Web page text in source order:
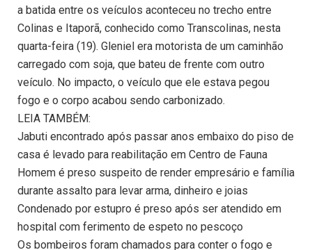
a batida entre os veículos aconteceu no trecho entre
Colinas e Itaporã, conhecido como Transcolinas, nesta
quarta-feira (19). Gleniel era motorista de um caminhão
carregado com soja, que bateu de frente com outro
veículo. No impacto, o veículo que ele estava pegou
fogo e o corpo acabou sendo carbonizado.
LEIA TAMBÉM:
Jabuti encontrado após passar anos embaixo do piso de
casa é levado para reabilitação em Centro de Fauna
Homem é preso suspeito de render empresário e família
durante assalto para levar arma, dinheiro e joias
Condenado por estupro é preso após ser atendido em
hospital com ferimento de espeto no pescoço
Os bombeiros foram chamados para conter o fogo e